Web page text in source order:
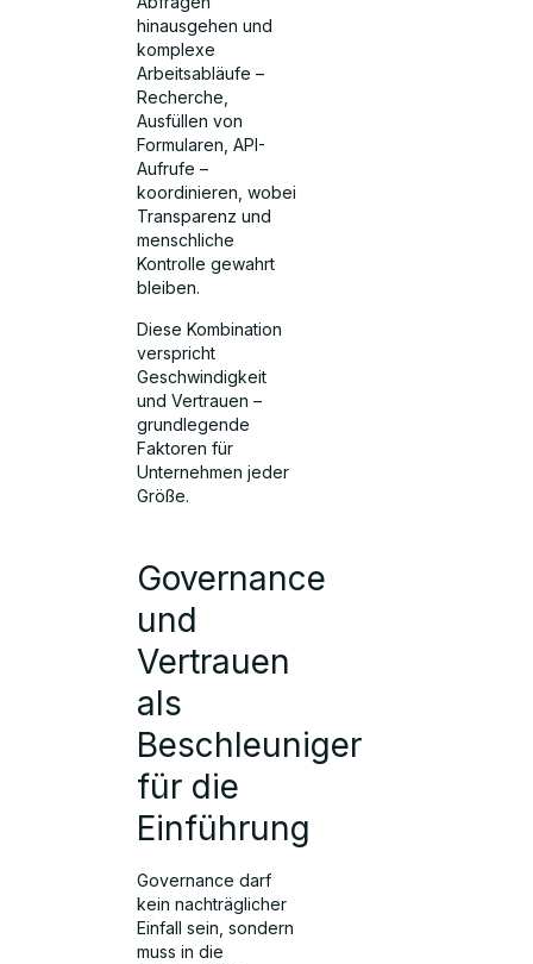
hinausgehen und
komplexe
Arbeitsabläufe –
Recherche,
Ausfüllen von
Formularen, API-
Aufrufe –
koordinieren, wobei
Transparenz und
menschliche
Kontrolle gewahrt
bleiben.
Diese Kombination
verspricht
Geschwindigkeit
und Vertrauen –
grundlegende
Faktoren für
Unternehmen jeder
Größe.
Governance
und
Vertrauen
als
Beschleuniger
für die
Einführung
Governance darf
kein nachträglicher
Einfall sein, sondern
muss in die